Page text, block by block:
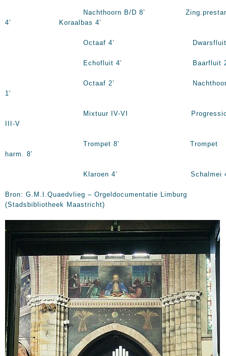
Nachthoorn B/D 8’
4’ Koraalbas 4’
Octaaf 4’ Dwarsfluit
Echofluit 4’ Baarfluit
Octaaf 2’
1’
Mixtuur IV-VI
III-V
Trompet 8’ Trompet
harm. 8’
Klaroen 4’ Schalmei
Bron: G.M.I.Quaedvlieg – Orgeldocumentatie Limburg
(Stadsbibliotheek Maastricht)